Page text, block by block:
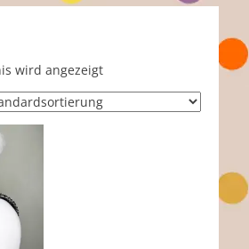
wird angezeigt